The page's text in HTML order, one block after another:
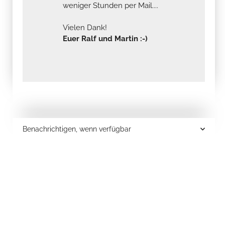
weniger Stunden per Mail....
Vielen Dank!
Euer Ralf und Martin :-)
Benachrichtigen, wenn verfügbar